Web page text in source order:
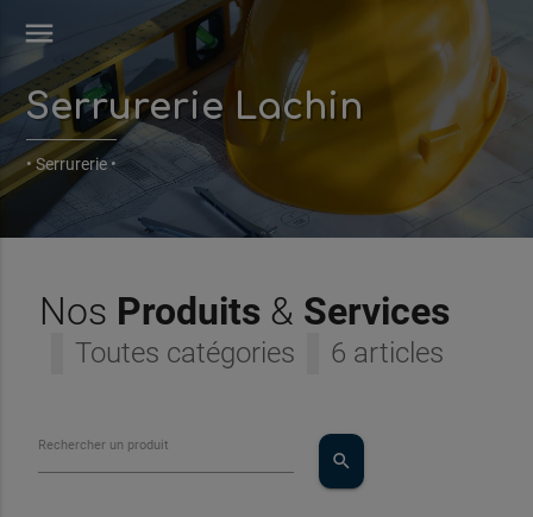
menu
Serrurerie Lachin
• Serrurerie •
Nos Produits& Services
Toutes catégories 6 articles
Rechercher un produit
search